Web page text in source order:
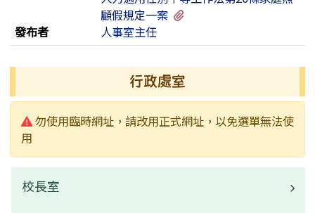
顧假規定一案
發布者
人事室主任
行政處室
警告:
勿使用臨時網址，請改用正式網址，以免選單無法使
用
校長室